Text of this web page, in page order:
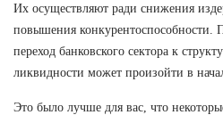
Их осуществляют ради снижения
повышения конкурентоспособности.
переход банковского сектора к
ликвидности может произойти в
Это было лучше для вас, что